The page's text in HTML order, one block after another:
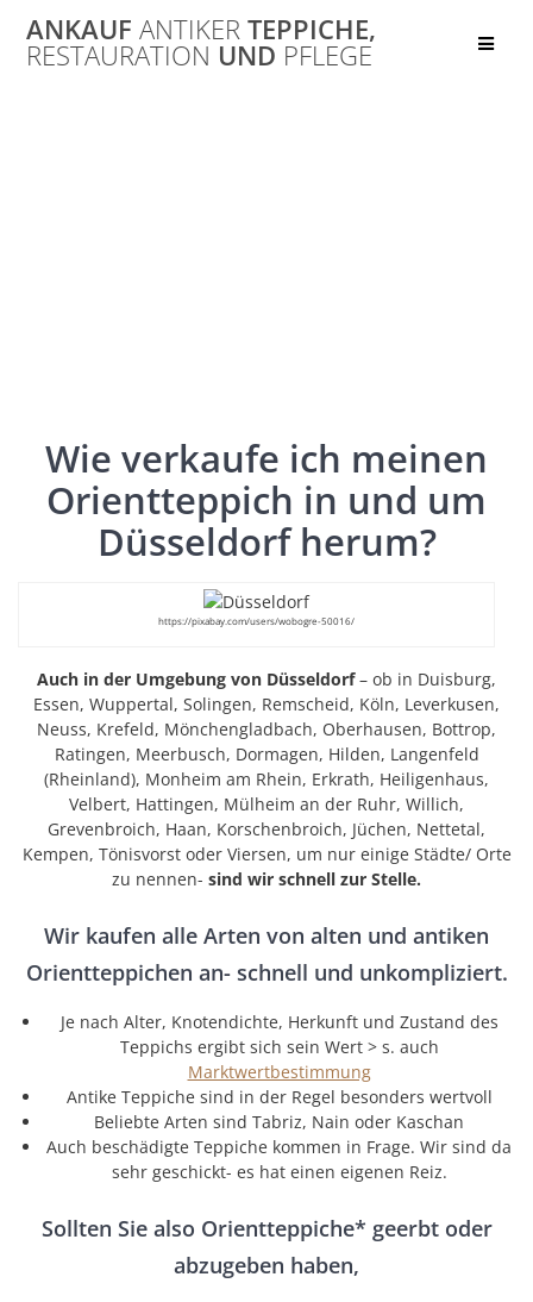
to
content
ANKAUF ANTIKERTEPPICHE,
RESTAURATION UND PFLEGE
Wie verkaufe ich meinen
Orientteppich in und um
Düsseldorf herum?
https://pixabay.com/users/wobogre-50016/
Auch in der Umgebung von Düsseldorf– ob in Duisburg,
Essen, Wuppertal, Solingen, Remscheid, Köln, Leverkusen,
Neuss, Krefeld, Mönchengladbach, Oberhausen, Bottrop,
Ratingen, Meerbusch, Dormagen, Hilden, Langenfeld
(Rheinland), Monheim am Rhein, Erkrath, Heiligenhaus,
Velbert, Hattingen, Mülheim an der Ruhr, Willich,
Grevenbroich, Haan, Korschenbroich, Jüchen, Nettetal,
Kempen, Tönisvorst oder Viersen, um nur einige Städte/ Orte
zu nennen- sind wir schnell zur Stelle.
Wir kaufen alle Arten von alten und antiken
Orientteppichen an- schnell und unkompliziert.
Je nach Alter, Knotendichte, Herkunft und Zustand des
Teppichs ergibt sich sein Wert > s. auch
Marktwertbestimmung
Antike Teppiche sind in der Regel besonders wertvoll
Beliebte Arten sind Tabriz, Nain oder Kaschan
Auch beschädigte Teppiche kommen in Frage. Wir sind da
sehr geschickt- es hat einen eigenen Reiz.
Sollten Sie also Orientteppiche* geerbt oder
abzugeben haben,